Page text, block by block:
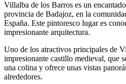
Villalba de los Barros es un
provincia de Badajoz, en la
España. Este pintoresco lugar es
impresionante arquitectura.
Uno de los atractivos principales de
impresionante castillo medieval, que
una colina y ofrece unas vistas
alrededores.